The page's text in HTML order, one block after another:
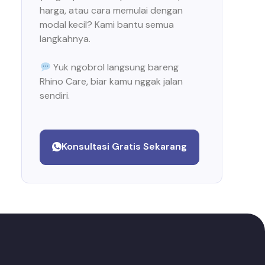
harga, atau cara memulai dengan
modal kecil? Kami bantu semua
langkahnya.
Yuk ngobrol langsung bareng
Rhino Care, biar kamu nggak jalan
sendiri.
Konsultasi Gratis Sekarang